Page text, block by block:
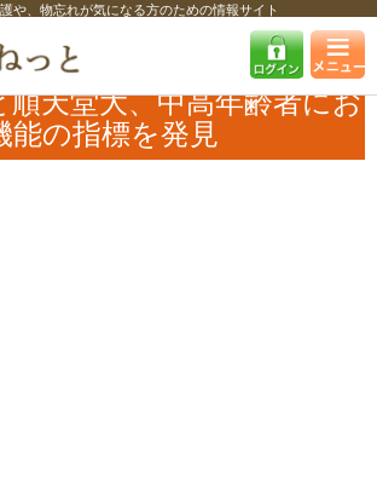
や、物忘れが気になる方のための情報サイト
最新ニュース 学術・調査
森永乳業と順天堂大、
機能の指標を発見
順天堂大、中高年齢者にお
能の指標を発見